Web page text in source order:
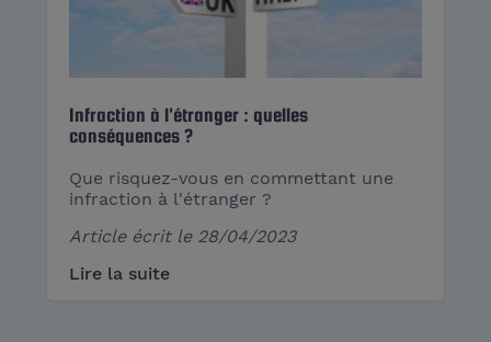
Infraction à l'étranger : quelles
conséquences ?
Que risquez-vous en commettant une
infraction à l'étranger ?
Article écrit le 28/04/2023
Lire la suite